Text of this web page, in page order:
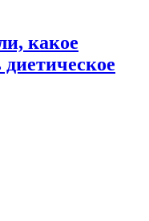
какое